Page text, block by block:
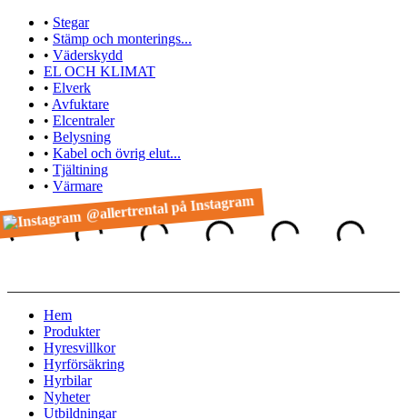
• Stegar
• Stämp och monterings...
• Väderskydd
EL OCH KLIMAT
• Elverk
• Avfuktare
• Elcentraler
• Belysning
• Kabel och övrig elut...
• Tjältining
• Värmare
@allertrental på Instagram
Hem
Produkter
Hyresvillkor
Hyrförsäkring
Hyrbilar
Nyheter
Utbildningar